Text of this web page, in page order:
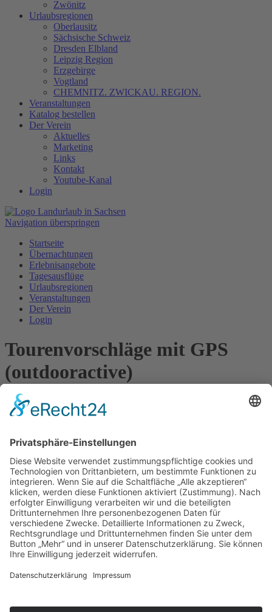
Zwönitz
Urlaubsregionen
Oberlausitz
Sächsische Schweiz
Dresden Elbland
Leipzig Region
Erzgebirge
Vogtland
CHEMNITZ. ZWICKAU. REGION.
Veranstaltungen
Katalog bestellen
Der Verein
Aktuelles
Marketing
Links
Kontakt
Youtube-Kanal
Login
Navigation überspringen
Startseite
Übernachtungen
Erlebnisangebote
Tagesausflüge
Urlaubsregionen
Veranstaltungen
Der Verein
Login
Tourenvorschläge mit GPS
(outdooractive)
Radtouren
Froschradweg - Paradies, nicht nur für Frösche
Quelle: www.outdooractive.de
Für Kurzentschlossene
Ganz einfach sachsenweit eine Unterkunft finden: Über den Button
unten gelangen Sie direkt zum Buchungsportal der Tourismus
Marketing Gesellschaft Sachsen.
»Neue Suche